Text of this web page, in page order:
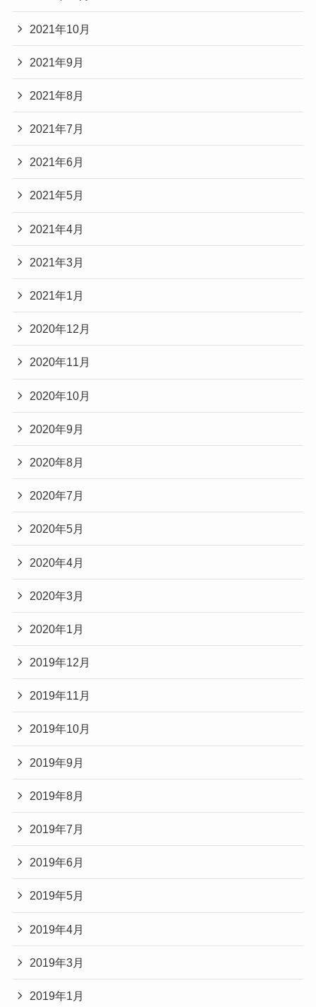
2021年10月
2021年9月
2021年8月
2021年7月
2021年6月
2021年5月
2021年4月
2021年3月
2021年1月
2020年12月
2020年11月
2020年10月
2020年9月
2020年8月
2020年7月
2020年5月
2020年4月
2020年3月
2020年1月
2019年12月
2019年11月
2019年10月
2019年9月
2019年8月
2019年7月
2019年6月
2019年5月
2019年4月
2019年3月
2019年1月